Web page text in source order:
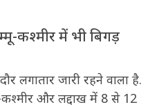
कश्मीर में भी बिगड़
लगातार जारी रहने वाला है.
और लद्दाख में 8 से 12